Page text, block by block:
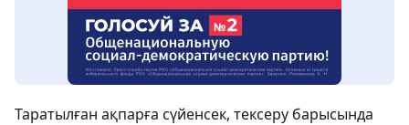
Таратылған ақпарға сүйенсек, тексеру барысында